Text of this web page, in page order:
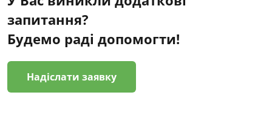
запитання?
Будемо раді допомогти!
Надіслати заявку